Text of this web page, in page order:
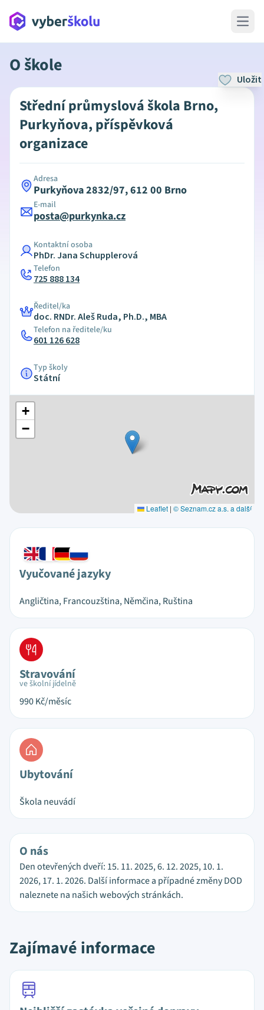
Open
O škole
Uložit
Střední průmyslová škola Brno,
Purkyňova, příspěvková
organizace
Adresa
Purkyňova 2832/97, 612 00 Brno
E-mail
posta@purkynka.cz
Kontaktní osoba
PhDr. Jana Schupplerová
Telefon
725 888 134
Ředitel/ka
doc. RNDr. Aleš Ruda, Ph.D., MBA
Telefon na ředitele/ku
601 126 628
Typ školy
Státní
+
−
Leaflet | © Seznam.cz a.s. a další
Vyučované jazyky
Angličtina, Francouzština, Němčina, Ruština
Stravování
ve školní jídelně
990Kč/měsíc
Ubytování
Škola neuvádí
O nás
Den otevřených dveří: 15. 11. 2025, 6. 12. 2025, 10. 1.
2026, 17. 1. 2026. Další informace a případné změny DOD
naleznete na našich webových stránkách.
Zajímavé informace